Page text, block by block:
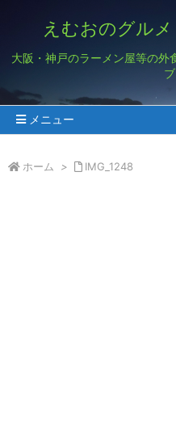
えむおのグル
大阪・神戸のラーメン屋等の外
メニュー
ホーム > IMG_1248